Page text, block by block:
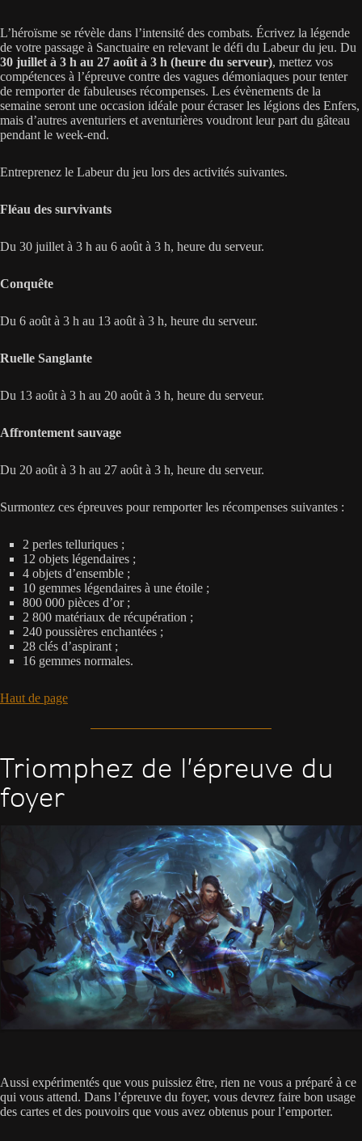
L’héroïsme se révèle dans l’intensité des combats. Écrivez la légende
de votre passage à Sanctuaire en relevant le défi du Labeur du jeu. Du
30 juillet à 3 h au 27 août à 3 h (heure du serveur), mettez vos
compétences à l’épreuve contre des vagues démoniaques pour tenter
de remporter de fabuleuses récompenses. Les évènements de la
semaine seront une occasion idéale pour écraser les légions des Enfers,
mais d’autres aventuriers et aventurières voudront leur part du gâteau
pendant le week-end.
Entreprenez le Labeur du jeu lors des activités suivantes.
Fléau des survivants
Du 30 juillet à 3 h au 6 août à 3 h, heure du serveur.
Conquête
Du 6 août à 3 h au 13 août à 3 h, heure du serveur.
Ruelle Sanglante
Du 13 août à 3 h au 20 août à 3 h, heure du serveur.
Affrontement sauvage
Du 20 août à 3 h au 27 août à 3 h, heure du serveur.
Surmontez ces épreuves pour remporter les récompenses suivantes :
2 perles telluriques ;
12 objets légendaires ;
4 objets d’ensemble ;
10 gemmes légendaires à une étoile ;
800 000 pièces d’or ;
2 800 matériaux de récupération ;
240 poussières enchantées ;
28 clés d’aspirant ;
16 gemmes normales.
Haut de page
Triomphez de l’épreuve du
foyer
Aussi expérimentés que vous puissiez être, rien ne vous a préparé à ce
qui vous attend. Dans l’épreuve du foyer, vous devrez faire bon usage
des cartes et des pouvoirs que vous avez obtenus pour l’emporter.